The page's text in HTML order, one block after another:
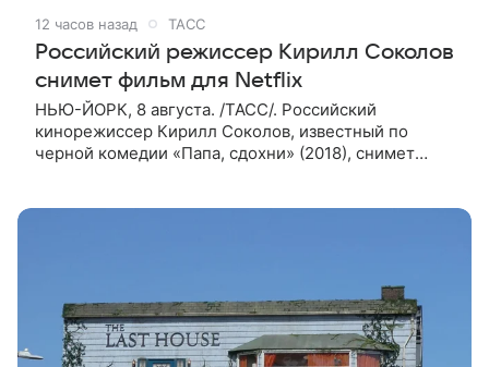
12 часов назад ТАСС
Российский режиссер Кирилл Соколов
снимет фильм для Netflix
НЬЮ-ЙОРК, 8 августа. /ТАСС/. Российский
кинорежиссер Кирилл Соколов, известный по
черной комедии «Папа, сдохни» (2018), снимет